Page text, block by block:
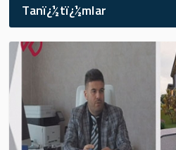
Tanï¿½tï¿½mlar